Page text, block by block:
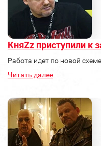
КняZz приступили к
Работа идет по новой схеме.
Читать далее